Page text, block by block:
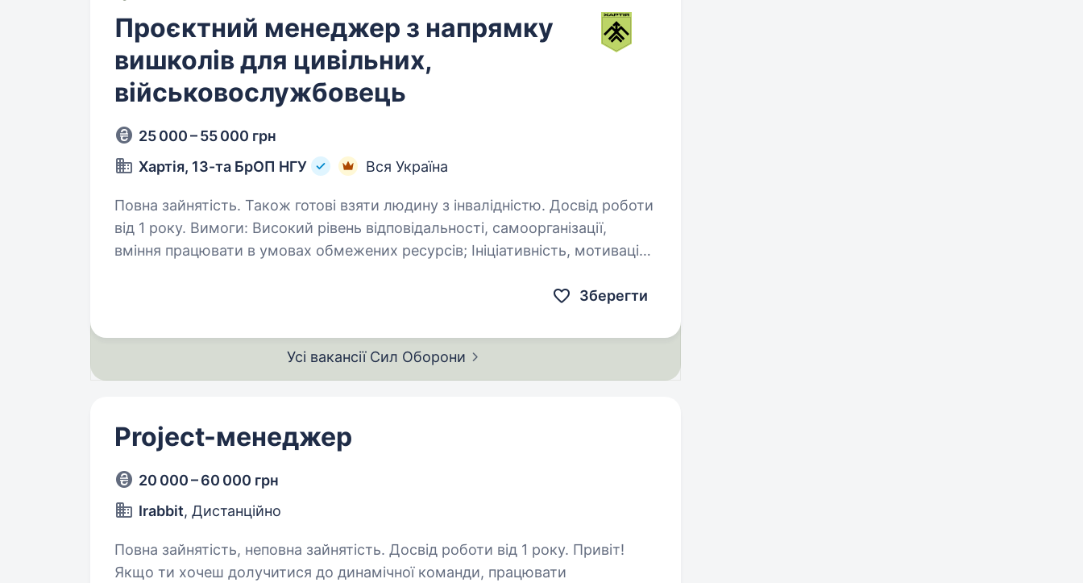
Проєктний менеджер з напрямку
вишколів для цивільних,
військовослужбовець
25 000 – 55 000 грн
Хартія, 13-та БрОП НГУ
Вся Україна
Повна зайнятість. Також готові взяти людину з інвалідністю. Досвід роботи
від 1 року. Вимоги: Високий рівень відповідальності, самоорганізації,
вміння працювати в умовах обмежених ресурсів; ⁠Ініціативність, мотивація
Зберегти
Усі вакансії Сил Оборони
Project-менеджер
20 000 – 60 000 грн
Irabbit, Дистанційно
Повна зайнятість, неповна зайнятість. Досвід роботи від 1 року. Привіт!
Якщо ти хочеш долучитися до динамічної команди, працювати